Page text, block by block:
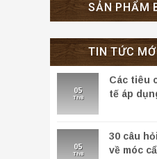
SẢN PHẨM
TIN TỨC
05
Th8
Các tiêu
tế áp
05
Th8
30 câu
về móc